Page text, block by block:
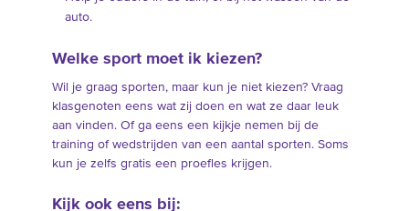
auto.
Welke sport moet ik kiezen?
Wil je graag sporten, maar kun je niet kiezen? Vraag
klasgenoten eens wat zij doen en wat ze daar leuk
aan vinden. Of ga eens een kijkje nemen bij de
training of wedstrijden van een aantal sporten. Soms
kun je zelfs gratis een proefles krijgen.
Kijk ook eens bij: